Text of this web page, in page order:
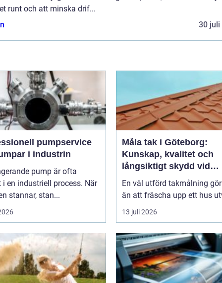
runt och att minska drif...
30 juli
pumpservice
i industrin
pump är ofta
i en industriell process. När
stannar, stan...
Måla tak i Göteborg:
Kunskap, kvalitet och
långsiktigt skydd vid
takmålning i Göteborg
En väl utförd takmålning
än att fräscha upp ett hus
13 juli 2026